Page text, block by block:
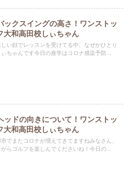
ックスイングの高さ！ワンストッ
大和高田校しぃちゃん
い顔でレッスンを受けてる中、なぜかひとり
ちゃんです今日の座学はコロナ感染予防...
ッドの向きについて！ワンストッ
大和高田校しぃちゃん
でまたコロナが増えてきてますねみなさん、
らゴルフを楽しんでくださいね！今日の...